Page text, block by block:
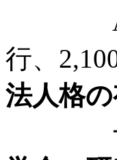
行、
法人格
一般